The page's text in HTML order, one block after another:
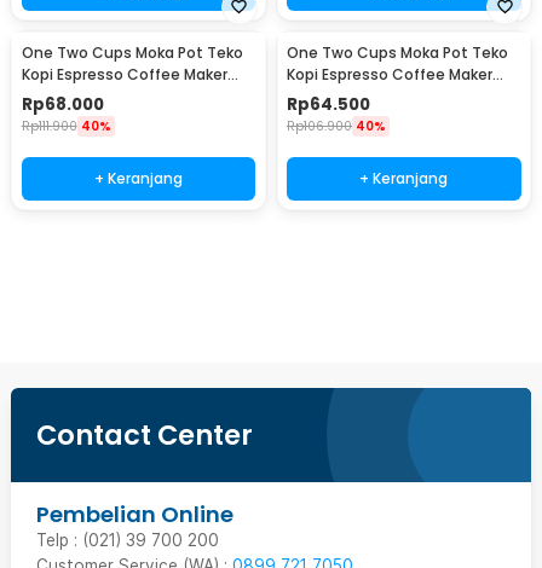
One Two Cups Moka Pot Teko
Kopi Espresso Coffee Maker
Stovetop 4 Cup 200ml - Z21
Rp68.000
Rp111.900 40%
+ Keranjang
One Two Cups Moka Pot Teko
Kopi Espresso Coffee Maker
Stovetop 2 Cup 100ml - Z21
Rp64.500
Rp106.900 40%
+ Keranjang
Contact Center
Pembelian Online
Telp : (021) 39 700 200